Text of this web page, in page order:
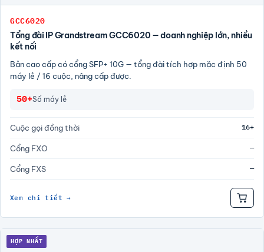
GCC6020
Tổng đài IP Grandstream GCC6020 — doanh nghiệp lớn, nhiều
kết nối
Bản cao cấp có cổng SFP+ 10G — tổng đài tích hợp mặc định 50
máy lẻ / 16 cuộc, nâng cấp được.
50+Số máy lẻ
Cuộc gọi đồng thời 16+
Cổng FXO —
Cổng FXS —
Xem chi tiết →
HỢP NHẤT